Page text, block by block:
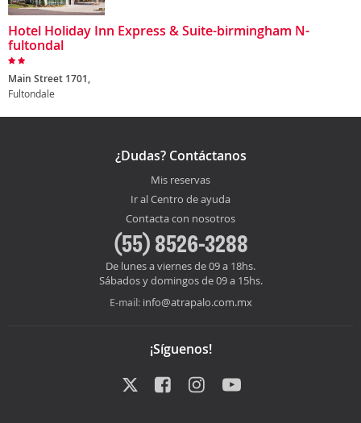
Hotel Holiday Inn Express & Suite-birmingham N-
fultondal
Main Street 1701,
Fultondale
¿Dudas? Contáctanos
Mis reservas
Ir al Centro de ayuda
Contacta con nosotros
(55) 8526-3288
De lunes a viernes de 09 a 18hs.
Sábados y domingos de 09 a 15hs.
E-mail: info@atrapalo.com.mx
¡Síguenos!